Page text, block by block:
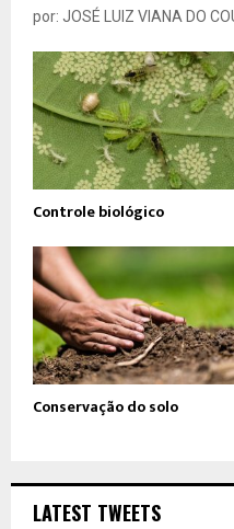
por: JOSÉ LUIZ VIANA DO
Controle biológico
Conservação do solo
LATEST TWEETS